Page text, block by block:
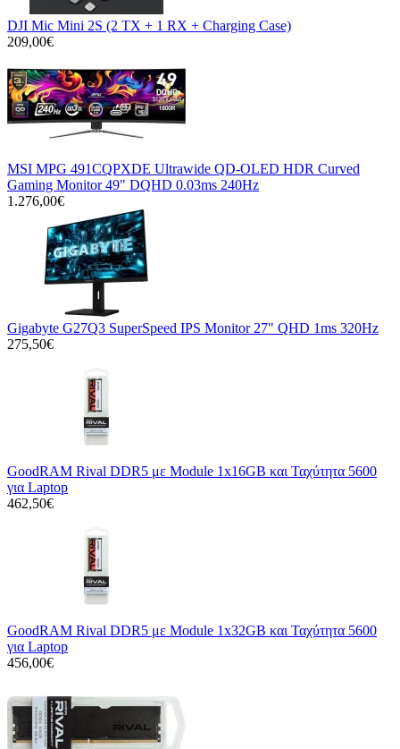
DJI Mic Mini 2S (2 TX + 1 RX + Charging Case)
209,00€
MSI MPG 491CQPXDE Ultrawide QD-OLED HDR Curved
Gaming Monitor 49" DQHD 0.03ms 240Hz
1.276,00€
Gigabyte G27Q3 SuperSpeed IPS Monitor 27" QHD 1ms 320Hz
275,50€
GoodRAM Rival DDR5 με Module 1x16GB και Ταχύτητα 5600
για Laptop
462,50€
GoodRAM Rival DDR5 με Module 1x32GB και Ταχύτητα 5600
για Laptop
456,00€